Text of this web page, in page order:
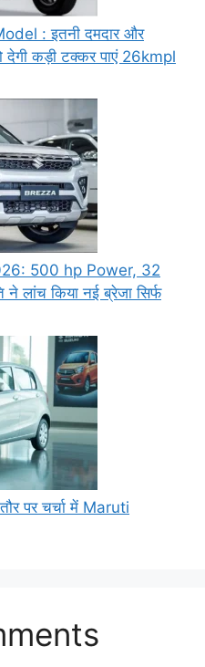
: इतनी दमदार और
कड़ी टक्कर पाएं 26kmpl
500 hp Power, 32
लांच किया नई ब्रेजा सिर्फ
पर चर्चा में Maruti